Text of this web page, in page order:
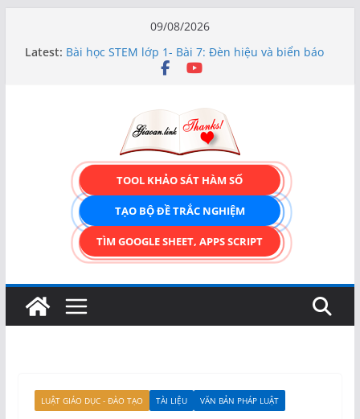
09/08/2026
Latest: Bài học STEM lớp 1- Bài 7: Đèn hiệu và biển báo
Bài học STEM lớp 3 Các bộ phận của thực vật
TẠO FORM ONLINE – TÙY BIẾN GIAO DIỆN ĐỈNH
CAO & XUẤT CODE THÔNG MINH!
TRẢI NGHIỆM CÔNG CỤ TẠO FORM ONLINE
KÉO THẢ – HOÀN TOÀN MIỄN PHÍ!
TOOL KHẢO SÁT HÀM SỐ
TẠO BỘ ĐỀ TRẮC NGHIỆM
TÌM GOOGLE SHEET, APPS SCRIPT
LUẬT GIÁO DỤC - ĐÀO TẠO TÀI LIỆU VĂN BẢN PHÁP LUẬT